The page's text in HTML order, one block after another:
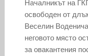
Началникът на
освободен от
Веселин
неговото място
за овакантения